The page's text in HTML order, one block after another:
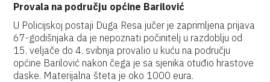
Provala na području općine Barilović
U Policijskoj postaji Duga Resa jučer je zaprimljena prijava
67-godišnjaka da je nepoznati počinitelj u razdoblju od
15. veljače do 4. svibnja provalio u kuću na području
općine Barilović nakon čega je sa sjenika otuđio hrastove
daske. Materijalna šteta je oko 1000 eura.